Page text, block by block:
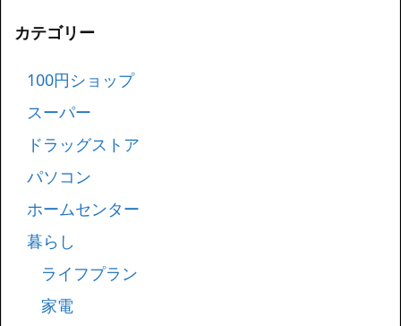
カテゴリー
100円ショップ
スーパー
ドラッグストア
パソコン
ホームセンター
暮らし
ライフプラン
家電